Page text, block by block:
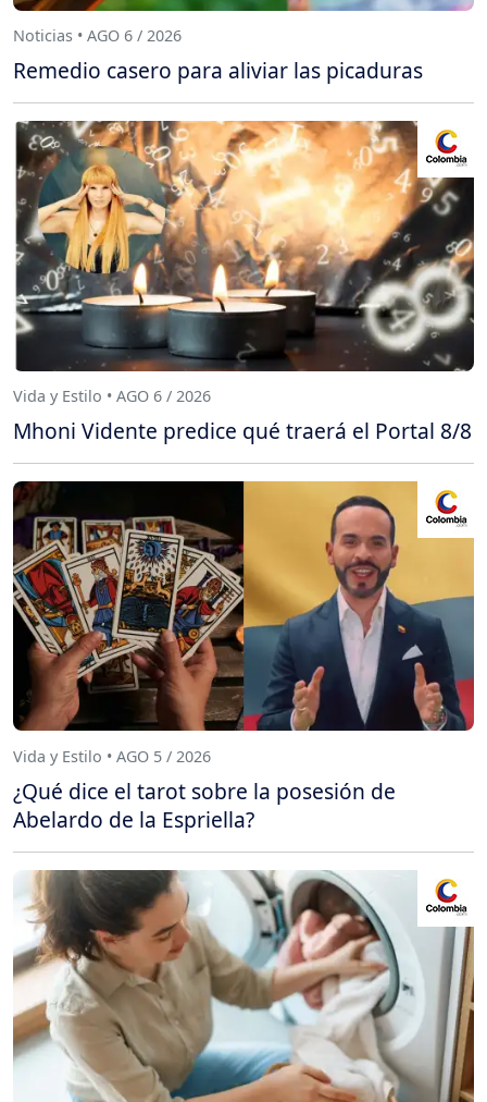
Noticias • AGO 6 / 2026
Remedio casero para aliviar las picaduras
Vida y Estilo • AGO 6 / 2026
Mhoni Vidente predice qué traerá el Portal 8/8
Vida y Estilo • AGO 5 / 2026
¿Qué dice el tarot sobre la posesión de
Abelardo de la Espriella?